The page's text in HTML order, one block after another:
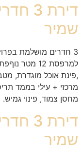
דירת
שמיר
3 חדרים מושלמת
למרפסת 12
,פינת אוכל מוגדרת,
מחסן צמוד, פינוי גמיש.
דירת
שמיר